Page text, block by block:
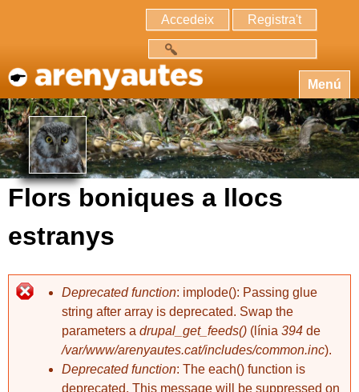
Accedeix Registra't
Menú
Flors boniques a llocs
estranys
Deprecated function: implode(): Passing glue
string after array is deprecated. Swap the
parameters a drupal_get_feeds() (línia 394 de
/var/www/arenyautes.cat/includes/common.inc).
Deprecated function: The each() function is
deprecated. This message will be suppressed on